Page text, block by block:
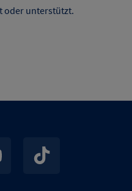
oder unterstützt.